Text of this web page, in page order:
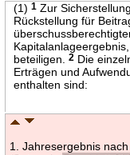
(1)1 Zur
Rückstellung für
beteiligen.2 Die
Erträgen und
enthalten sind:
1. Jahresergebnis